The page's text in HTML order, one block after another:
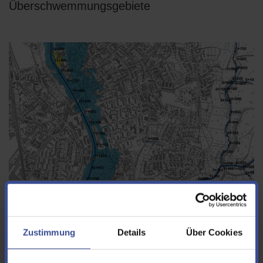
Zustimmung Details Über Cookies
Überschwemmungsgebiete
flache Geländestücke an Fließgewässern oder Binnenseen, die
durch Überflutung größere Mengen von Hochwasser aufnehmen
können. In diesen Bereichen ist die Wahrscheinlichkeit einer